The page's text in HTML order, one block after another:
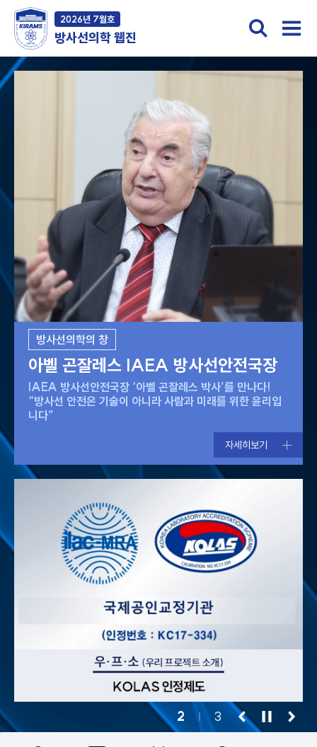
2026년 7월호
방사선의학 웹진
방사선의학의 창
아벨 곤잘레스 IAEA 방사선안전국장
IAEA 방사선안전국장 ‘아벨 곤잘레스 박사’를 만나다!
“방사선 안전은 기술이 아니라 사람과 미래를 위한 윤리입
니다”
자세히보기
2 3